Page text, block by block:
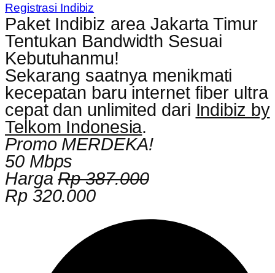
Registrasi Indibiz
Paket Indibiz area Jakarta Timur
Tentukan Bandwidth Sesuai
Kebutuhanmu!
Sekarang saatnya menikmati
kecepatan baru internet fiber ultra
cepat dan unlimited dari Indibiz by
Telkom Indonesia.
Promo MERDEKA!
50 Mbps
HargaRp 387.000
Rp 320.000